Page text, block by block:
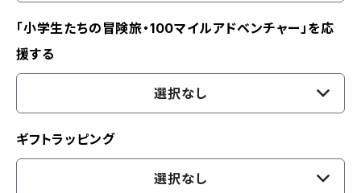
「小学生たちの冒険旅・100マイルアドベンチャー」を応
援する
選択なし
ギフトラッピング
選択なし